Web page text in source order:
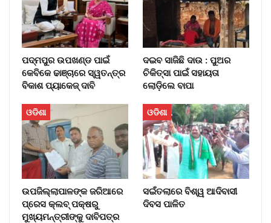
ପଦ୍ମପୁର ଉପଖଣ୍ଡ ପାଇଁ
କେବିକେ ଢାଞ୍ଚାରେ ସ୍ୱତନ୍ତ୍ର
ବିକାଶ ପ୍ୟାକେଜ୍ ଦାବି
ଦଇବ ସାଜିଛି ଦାଉ : ପୁଅର
ଚିକିତ୍ସା ପାଇଁ ସହାୟତା
ଲୋଡ଼ିଲେ ବାପା
ଓଡିଶା
ଉପଜିଲ୍ଲାପାଳଙ୍କ ଜରିଆରେ
ପ୍ରେସ କ୍ଲବ୍ ପକ୍ଷରୁ
ମୁଖ୍ୟମନ୍ତ୍ରୀଙ୍କୁ ଦାବିପତ୍ର
ଓଡିଶା
ସଇଁତଲାରେ ବିଶ୍ୱ ଆଦିବାସୀ
ଦିବସ ପାଳିତ